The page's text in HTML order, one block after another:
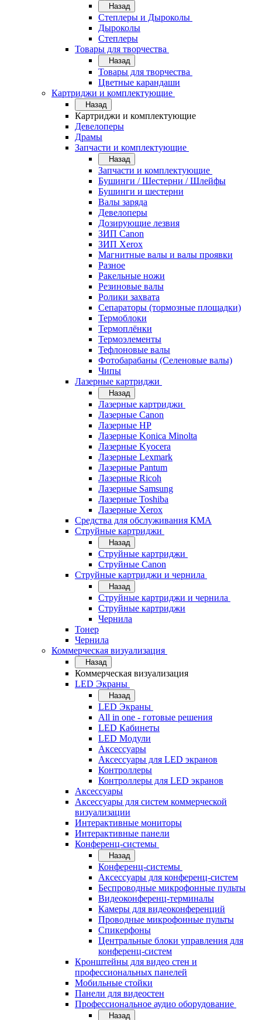
Назад
Степлеры и Дыроколы
Дыроколы
Степлеры
Товары для творчества
Назад
Товары для творчества
Цветные карандаши
Картриджи и комплектующие
Назад
Картриджи и комплектующие
Девелоперы
Драмы
Запчасти и комплектующие
Назад
Запчасти и комплектующие
Бушинги / Шестерни / Шлейфы
Бушинги и шестерни
Валы заряда
Девелоперы
Дозирующие лезвия
ЗИП Canon
ЗИП Xerox
Магнитные валы и валы проявки
Разное
Ракельные ножи
Резиновые валы
Ролики захвата
Сепараторы (тормозные площадки)
Термоблоки
Термоплёнки
Термоэлементы
Тефлоновые валы
Фотобарабаны (Селеновые валы)
Чипы
Лазерные картриджи
Назад
Лазерные картриджи
Лазерные Canon
Лазерные HP
Лазерные Konica Minolta
Лазерные Kyocera
Лазерные Lexmark
Лазерные Pantum
Лазерные Ricoh
Лазерные Samsung
Лазерные Toshiba
Лазерные Xerox
Средства для обслуживания КМА
Струйные картриджи
Назад
Струйные картриджи
Струйные Canon
Струйные картриджи и чернила
Назад
Струйные картриджи и чернила
Струйные картриджи
Чернила
Тонер
Чернила
Коммерческая визуализация
Назад
Коммерческая визуализация
LED Экраны
Назад
LED Экраны
All in one - готовые решения
LED Кабинеты
LED Модули
Аксессуары
Аксессуары для LED экранов
Контроллеры
Контроллеры для LED экранов
Аксессуары
Аксессуары для систем коммерческой
визуализации
Интерактивные мониторы
Интерактивные панели
Конференц-системы
Назад
Конференц-системы
Аксессуары для конференц-систем
Беспроводные микрофонные пульты
Видеоконференц-терминалы
Камеры для видеоконференций
Проводные микрофонные пульты
Спикерфоны
Центральные блоки управления для
конференц-систем
Кронштейны для видео стен и
профессиональных панелей
Мобильные стойки
Панели для видеостен
Профессиональное аудио оборудование
Назад